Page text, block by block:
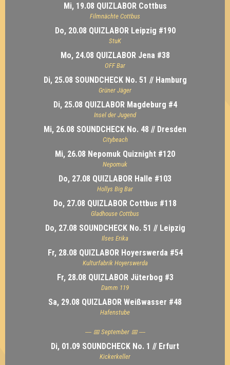
Mi, 19.08 QUIZLABOR Cottbus
Filmnächte Cottbus
Do, 20.08 QUIZLABOR Leipzig #190
StuK
Mo, 24.08 QUIZLABOR Jena #38
OFF Bar
Di, 25.08 SOUNDCHECK No. 51 // Hamburg
Grüner Jäger
Di, 25.08 QUIZLABOR Magdeburg #4
Insel der Jugend
Mi, 26.08 SOUNDCHECK No. 48 // Dresden
Citybeach
Mi, 26.08 Nepomuk Quiznight #120
Nepomuk
Do, 27.08 QUIZLABOR Halle #103
Hollys Big Bar
Do, 27.08 QUIZLABOR Cottbus #118
Gladhouse Cottbus
Do, 27.08 SOUNDCHECK No. 51 // Leipzig
Ilses Erika
Fr, 28.08 QUIZLABOR Hoyerswerda #54
Kulturfabrik Hoyerswerda
Fr, 28.08 QUIZLABOR Jüterbog #3
Damm 119
Sa, 29.08 QUIZLABOR Weißwasser #48
Hafenstube
---- 📅 September 📅 ----
Di, 01.09 SOUNDCHECK No. 1 // Erfurt
Kickerkeller